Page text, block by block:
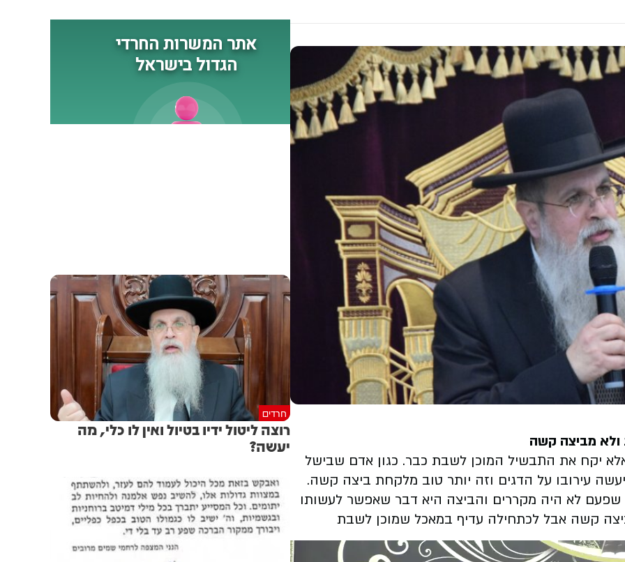
ולא מביצה קשה
יקח את התבשיל המוכן לשבת כבר. כגון אדם שבישל
עירובו על הדגים וזה יותר טוב מלקחת ביצה קשה.
שפעם לא היה מקררים והביצה היא דבר שאפשר לעשותו
קשה אבל לכתחילה עדיף במאכל שמוכן לשבת
חרדים
רוצה ליטול ידיו בטיול ואין לו כלי, מה
יעשה?